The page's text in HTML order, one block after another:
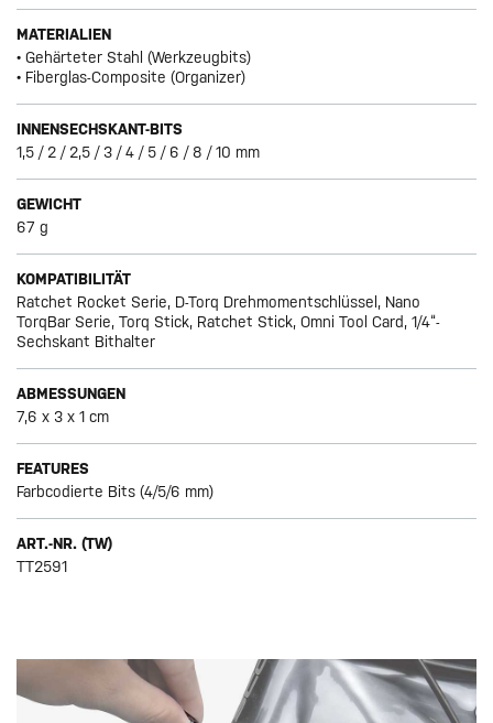
MATERIALIEN
• Gehärteter Stahl (Werkzeugbits)
• Fiberglas-Composite (Organizer)
INNENSECHSKANT-BITS
1,5 / 2 / 2,5 / 3 / 4 / 5 / 6 / 8 / 10 mm
GEWICHT
67 g
KOMPATIBILITÄT
Ratchet Rocket Serie, D-Torq Drehmomentschlüssel, Nano
TorqBar Serie, Torq Stick, Ratchet Stick, Omni Tool Card, 1/4“-
Sechskant Bithalter
ABMESSUNGEN
7,6 x 3 x 1 cm
FEATURES
Farbcodierte Bits (4/5/6 mm)
ART.-NR. (TW)
TT2591